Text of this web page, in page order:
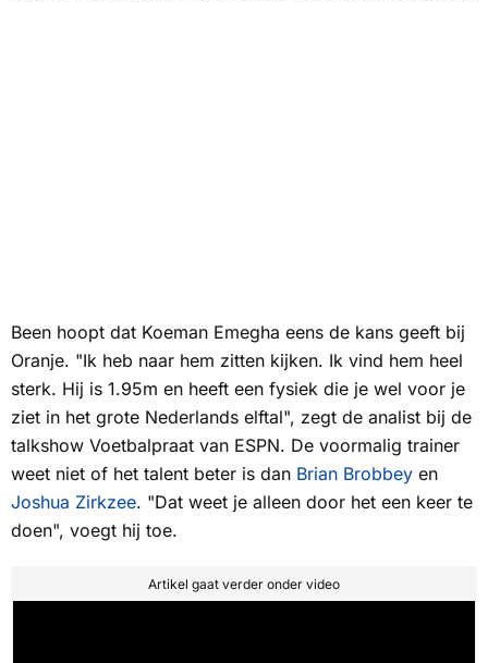
Been hoopt dat Koeman Emegha eens de kans geeft bij
Oranje. "Ik heb naar hem zitten kijken. Ik vind hem heel
sterk. Hij is 1.95m en heeft een fysiek die je wel voor je
ziet in het grote Nederlands elftal", zegt de analist bij de
talkshow Voetbalpraat van ESPN. De voormalig trainer
weet niet of het talent beter is dan Brian Brobbey en
Joshua Zirkzee. "Dat weet je alleen door het een keer te
doen", voegt hij toe.
Artikel gaat verder onder video